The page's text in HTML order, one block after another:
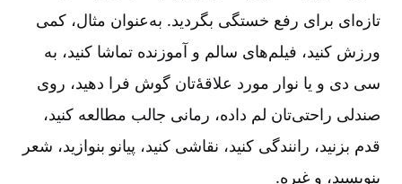
تازه‌ای برای رفع خستگی بگردید. به‌عنوان مثال، کمی
ورزش کنید، فیلم‌های سالم و آموزنده تماشا کنید، به
سی دی و یا نوار مورد علاقۀتان گوش فرا دهید، روی
صندلی راحتی‌تان لم داده، رمانی جالب مطالعه کنید،
قدم بزنید، رانندگی کنید، نقاشی کنید، پیانو بنوازید، شعر
بنویسید، و غیره.